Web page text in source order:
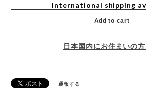
International shipping
Add to cart
日本国内にお住まいの
通報する